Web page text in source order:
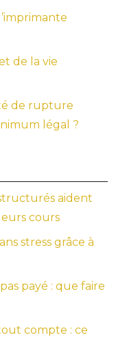
de la vie
de rupture
légal ?
aident
cours
stress grâce à
payé : que faire
compte : ce